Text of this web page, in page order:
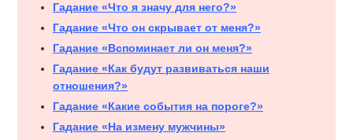
Гадание «Что я значу для него?»
Гадание «Что он скрывает от меня?»
Гадание «Вспоминает ли он меня?»
Гадание «Как будут развиваться наши
отношения?»
Гадание «Какие события на пороге?»
Гадание «На измену мужчины»